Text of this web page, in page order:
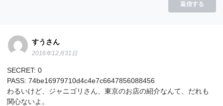
返信する
すうさん
2016年12月31日
SECRET: 0
PASS: 74be16979710d4c4e7c6647856088456
わるいけど、ジャニゴリさん、東京のお店の紹介なんて、だれも
関心ないよ。